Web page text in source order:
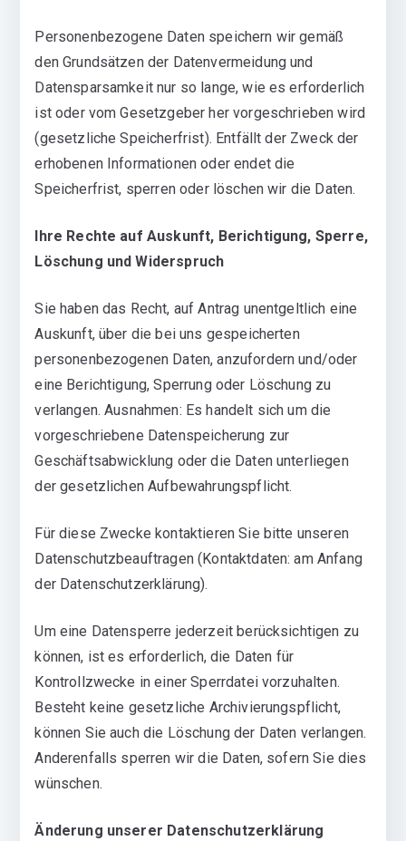
Personenbezogene Daten speichern wir gemäß
den Grundsätzen der Datenvermeidung und
Datensparsamkeit nur so lange, wie es erforderlich
ist oder vom Gesetzgeber her vorgeschrieben wird
(gesetzliche Speicherfrist). Entfällt der Zweck der
erhobenen Informationen oder endet die
Speicherfrist, sperren oder löschen wir die Daten.
Ihre Rechte auf Auskunft, Berichtigung, Sperre,
Löschung und Widerspruch
Sie haben das Recht, auf Antrag unentgeltlich eine
Auskunft, über die bei uns gespeicherten
personenbezogenen Daten, anzufordern und/oder
eine Berichtigung, Sperrung oder Löschung zu
verlangen. Ausnahmen: Es handelt sich um die
vorgeschriebene Datenspeicherung zur
Geschäftsabwicklung oder die Daten unterliegen
der gesetzlichen Aufbewahrungspflicht.
Für diese Zwecke kontaktieren Sie bitte unseren
Datenschutzbeauftragen (Kontaktdaten: am Anfang
der Datenschutzerklärung).
Um eine Datensperre jederzeit berücksichtigen zu
können, ist es erforderlich, die Daten für
Kontrollzwecke in einer Sperrdatei vorzuhalten.
Besteht keine gesetzliche Archivierungspflicht,
können Sie auch die Löschung der Daten verlangen.
Anderenfalls sperren wir die Daten, sofern Sie dies
wünschen.
Änderung unserer Datenschutzerklärung